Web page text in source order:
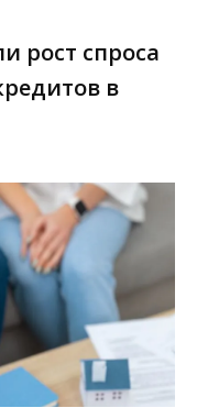
рост спроса
в